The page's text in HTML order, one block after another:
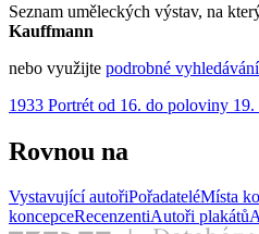
Seznam uměleckých výstav, na
Kauffmann
nebo využijte podrobné vyhledávání
1933 Portrét od 16. do poloviny 19.
Rovnou na
Vystavující autořiPořadateléMísta
koncepceRecenzentiAutoři plakátů